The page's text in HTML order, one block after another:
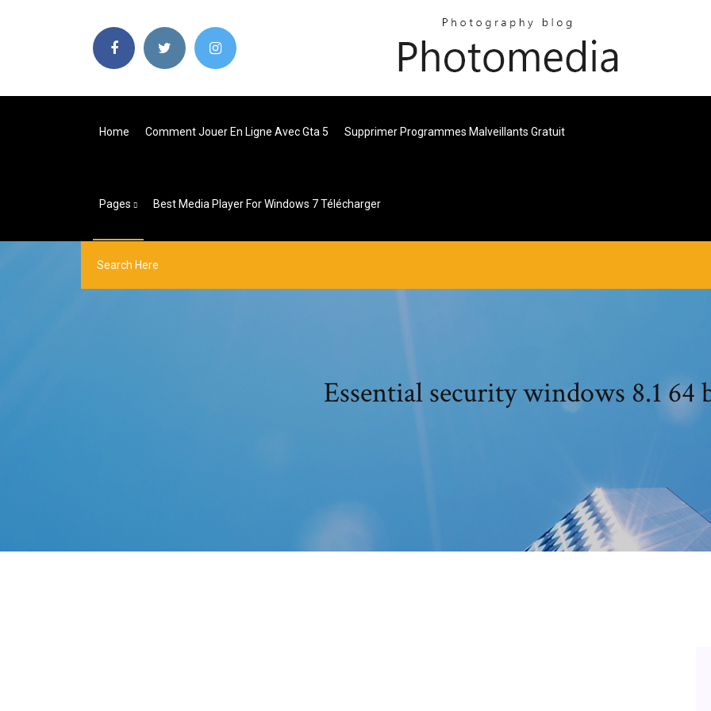
Home Comment Jouer En Ligne Avec Gta 5 Supprimer Programmes Malveillants Gratuit
Pages Best Media Player For Windows 7 Télécharger
Essential security windows 8.1 64